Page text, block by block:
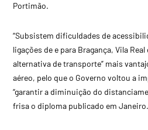
Portimão.
“Subsistem dificuldades de
ligações de e para Bragança, Vila
alternativa de transporte” mais
aéreo, pelo que o Governo voltou a
“garantir a diminuição do
frisa o diploma publicado em Janeiro.